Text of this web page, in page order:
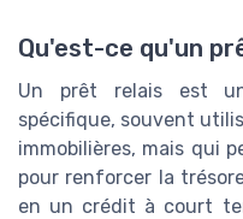
Qu'est-ce qu'un
Un prêt relais est
spécifique, souvent
immobilières, mais qui
pour renforcer la
en un crédit à court